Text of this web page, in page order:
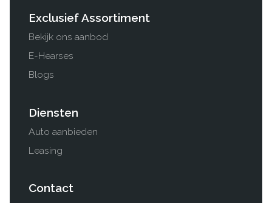
Exclusief Assortiment
Bekijk ons aanbod
E-Hearses
Blogs
Diensten
Auto aanbieden
Leasing
Contact